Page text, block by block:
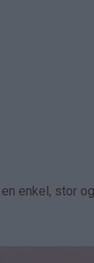
enkel, stor